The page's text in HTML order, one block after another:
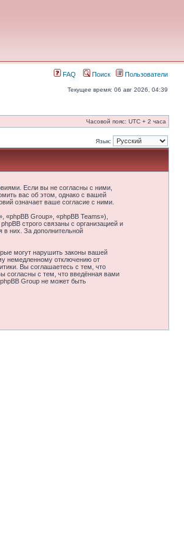
FAQ Поиск Пользователи
Текущее время: 06 авг 2026, 04:39
Часовой пояс: UTC + 2 часа
Язык:
Если вы не согласны с ними,
вас об этом, однако с вашей
означает ваше согласие с ними.
Group», «phpBB Teams»),
строго связаны с организацией и
в них. За дополнительной
могут нарушить законы вашей
немедленному отключению от
Вы соглашаетесь с тем, что
согласны с тем, что введённая вами
Group не может быть